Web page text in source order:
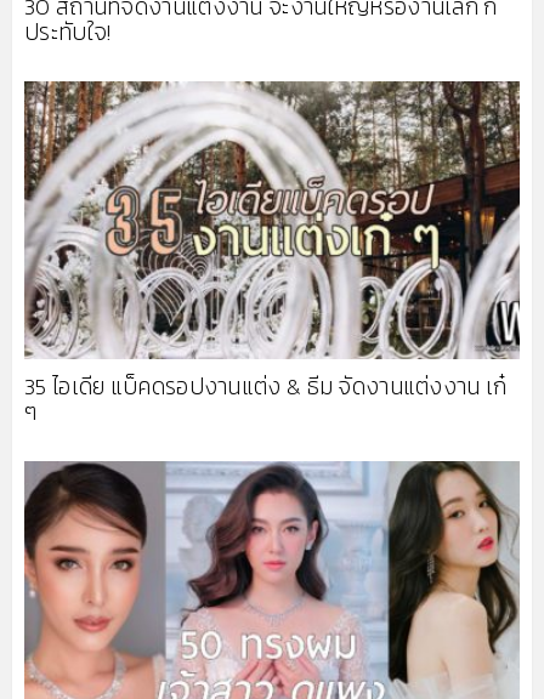
ประทับใจ!
35 ไอเดีย แบ็คดรอปงานแต่ง & ธีม จัดงานแต่งงาน เก๋
ๆ